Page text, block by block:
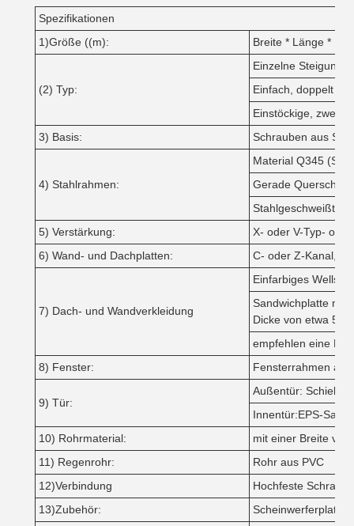
Spezifikationen
1)Größe ((m):
Breite * Länge *
(2) Typ:
Einzelne Steigung,
Einfach, doppelt
Einstöckige,
3) Basis:
Schrauben aus
4) Stahlrahmen:
Material Q345
Gerade
Stahlgeschweißter
5) Verstärkung:
X- oder V-Typ-
6) Wand- und Dachplatten:
C- oder Z-Kanal,
7) Dach- und Wandverkleidung
Einfarbiges
Sandwichplatte mit
Dicke von etwa 50
empfehlen eine
8) Fenster:
Fensterrahmen
9) Tür:
Außentür:
Innentür:EPS-
10) Rohrmaterial:
mit einer Breite
11) Regenrohr:
Rohr aus PVC
12)Verbindung
Hochfeste
13)Zubehör:
Scheinwerferplatte,